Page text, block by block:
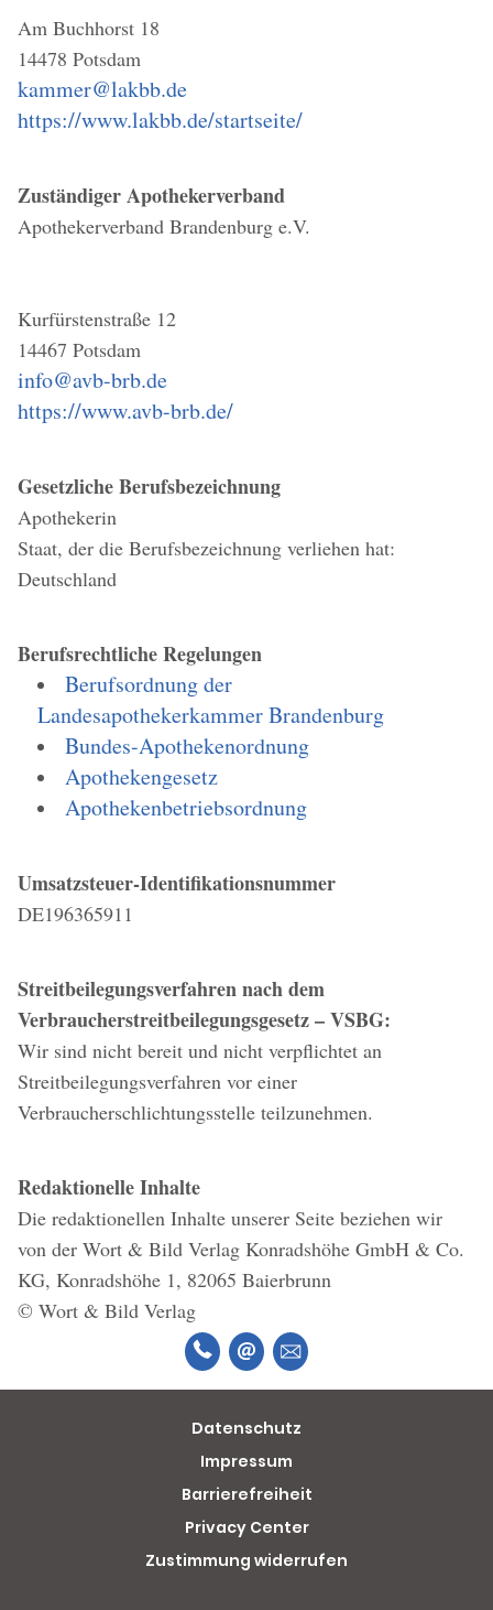
Am Buchhorst 18
14478 Potsdam
kammer@lakbb.de
https://www.lakbb.de/startseite/
Zuständiger Apothekerverband
Apothekerverband Brandenburg e.V.
Kurfürstenstraße 12
14467 Potsdam
info@avb-brb.de
https://www.avb-brb.de/
Gesetzliche Berufsbezeichnung
Apothekerin
Staat, der die Berufsbezeichnung verliehen hat:
Deutschland
Berufsrechtliche Regelungen
Berufsordnung der
Landesapothekerkammer Brandenburg
Bundes-Apothekenordnung
Apothekengesetz
Apothekenbetriebsordnung
Umsatzsteuer-Identifikationsnummer
DE196365911
Streitbeilegungsverfahren nach dem
Verbraucherstreitbeilegungsgesetz – VSBG:
Wir sind nicht bereit und nicht verpflichtet an
Streitbeilegungsverfahren vor einer
Verbraucherschlichtungsstelle teilzunehmen.
Redaktionelle Inhalte
Die redaktionellen Inhalte unserer Seite beziehen wir
von der Wort & Bild Verlag Konradshöhe GmbH & Co.
KG, Konradshöhe 1, 82065 Baierbrunn
© Wort & Bild Verlag
Datenschutz
Impressum
Barrierefreiheit
Privacy Center
Zustimmung widerrufen